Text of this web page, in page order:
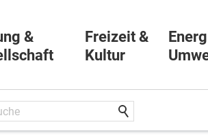
&
Freizeit &
Kultur